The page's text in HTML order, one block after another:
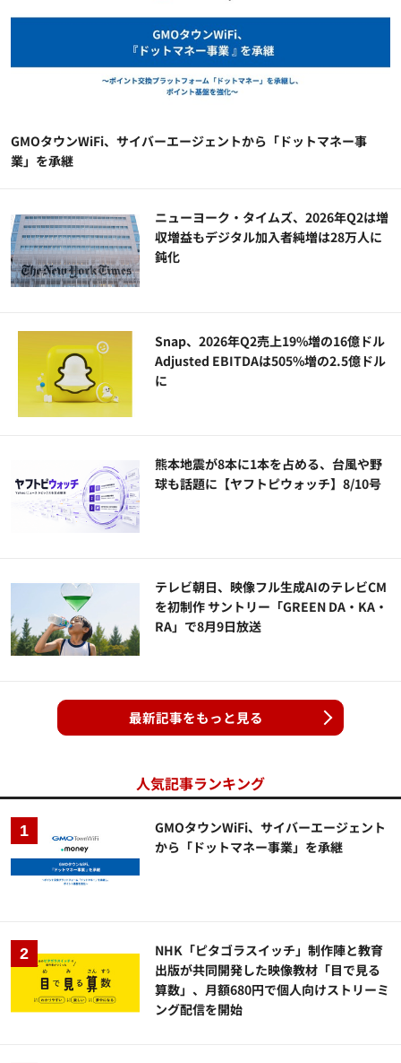
GMOタウンWiFi、サイバーエージェントから「ドットマネー事
業」を承継
ニューヨーク・タイムズ、2026年Q2は増
収増益もデジタル加入者純増は28万人に
鈍化
Snap、2026年Q2売上19%増の16億ドル
Adjusted EBITDAは505%増の2.5億ドル
に
熊本地震が8本に1本を占める、台風や野
球も話題に【ヤフトピウォッチ】8/10号
テレビ朝日、映像フル生成AIのテレビCM
を初制作 サントリー「GREEN DA・KA・
RA」で8月9日放送
最新記事をもっと見る
人気記事ランキング
GMOタウンWiFi、サイバーエージェント
から「ドットマネー事業」を承継
NHK「ピタゴラスイッチ」制作陣と教育
出版が共同開発した映像教材「目で見る
算数」、月額680円で個人向けストリーミ
ング配信を開始